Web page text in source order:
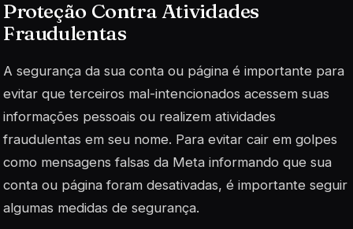
Proteção Contra Atividades
Fraudulentas
A segurança da sua conta ou página é importante para
evitar que terceiros mal-intencionados acessem suas
informações pessoais ou realizem atividades
fraudulentas em seu nome. Para evitar cair em golpes
como mensagens falsas da Meta informando que sua
conta ou página foram desativadas, é importante seguir
algumas medidas de segurança.